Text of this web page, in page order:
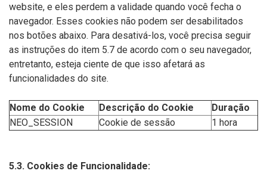
website, e eles perdem a validade quando você fecha o
navegador. Esses cookies não podem ser desabilitados
nos botões abaixo. Para desativá-los, você precisa seguir
as instruções do item 5.7 de acordo com o seu navegador,
entretanto, esteja ciente de que isso afetará as
funcionalidades do site.
Nome do Cookie Descrição do Cookie
Duração
NEO_SESSION
Cookie de sessão 1 hora
5.3. Cookies de Funcionalidade: